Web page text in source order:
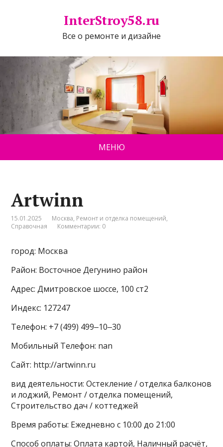
InterStroy58.ru
Все о ремонте и дизайне
МЕНЮ
Artwinn
15.01.2025 Москва, Ремонт и отделка помещений,
Справочная
Комментарии: 0
город: Москва
Район: Восточное Дегунино район
Адрес: Дмитровское шоссе, 100 ст2
Индекс: 127247
Телефон: +7 (499) 499‒10‒30
Мобильный Телефон: nan
Сайт: http://artwinn.ru
вид деятельности: Остекление / отделка балконов
и лоджий, Ремонт / отделка помещений,
Строительство дач / коттеджей
Время работы: Ежедневно с 10:00 до 21:00
Способ оплаты: Оплата картой, Наличный расчёт,